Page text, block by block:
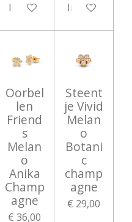
In winkelwagenIn
Oorbel
len
Friend
s
Melan
o
Anika
Champ
agne
€ 36,00
Steent
je Vivid
Melan
o
Botani
c
champ
agne
€ 29,00